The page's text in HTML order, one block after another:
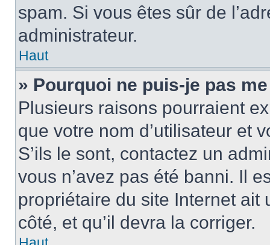
spam. Si vous êtes sûr de
administrateur.
Haut
» Pourquoi ne puis-je pas
Plusieurs raisons pourraient
que votre nom d’utilisateur et
S’ils le sont, contactez un
vous n’avez pas été banni. Il
propriétaire du site Internet
côté, et qu’il devra la corriger.